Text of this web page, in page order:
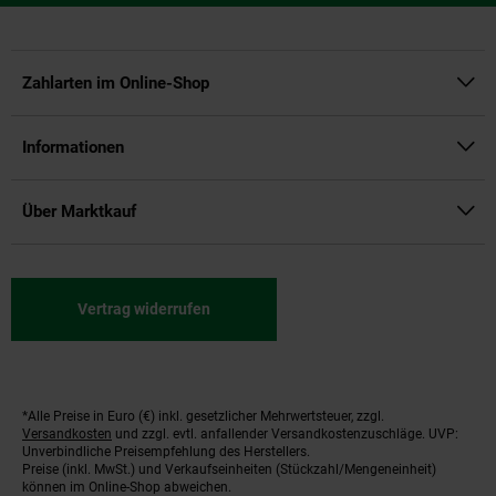
Zahlarten im Online-Shop
Informationen
Über Marktkauf
Vertrag widerrufen
Fußnoten
*Alle Preise in Euro (€) inkl. gesetzlicher Mehrwertsteuer, zzgl.
Versandkosten und zzgl. evtl. anfallender Versandkostenzuschläge. UVP:
Unverbindliche Preisempfehlung des Herstellers.
Preise (inkl. MwSt.) und Verkaufseinheiten (Stückzahl/Mengeneinheit)
können im Online-Shop abweichen.